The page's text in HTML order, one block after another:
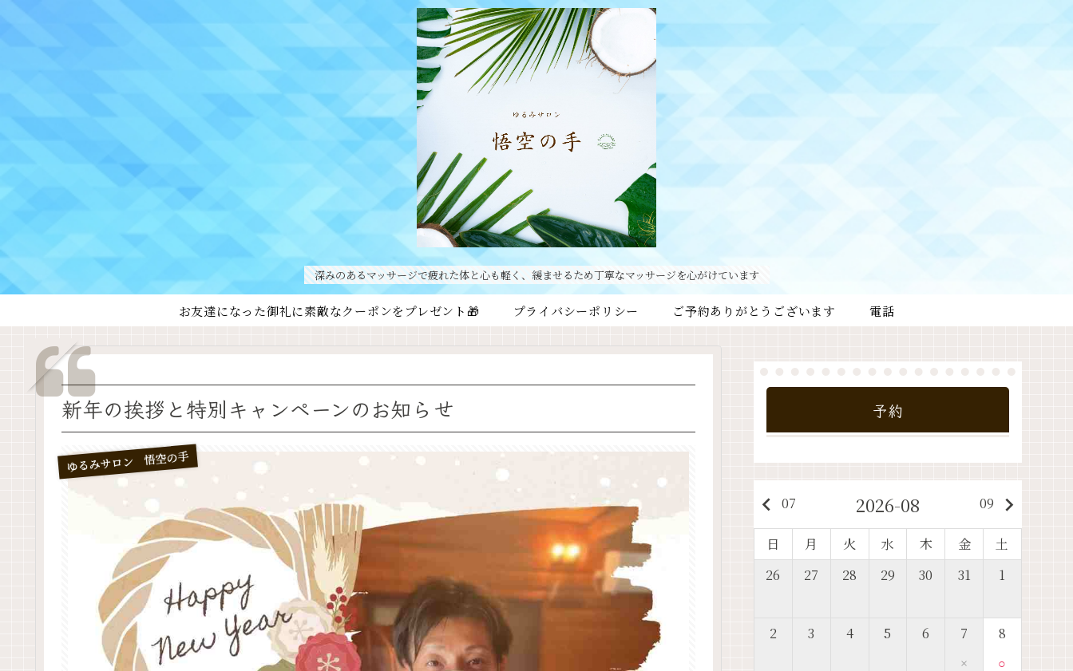
深みのあるマッサージで疲れた体と心も軽く、緩ませるため丁寧なマッサージを心がけています
お友達になった御礼に素敵なクーポンをプレゼント🎁 プライバシーポリシー ご予約ありがとうございます 電話
新年の挨拶と特別キャンペーンのお知らせ
ゆるみサロン 悟空の手
予約
keyboard_arrow_left 07 2026-08 09 keyboard_arrow_right
日 月 火 水 木 金
土
26
27 28 29 30 31 1
2 3 4 5 6 7
×
8
○